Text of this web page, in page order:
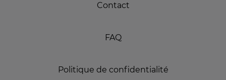
Contact
FAQ
Politique de confidentialité